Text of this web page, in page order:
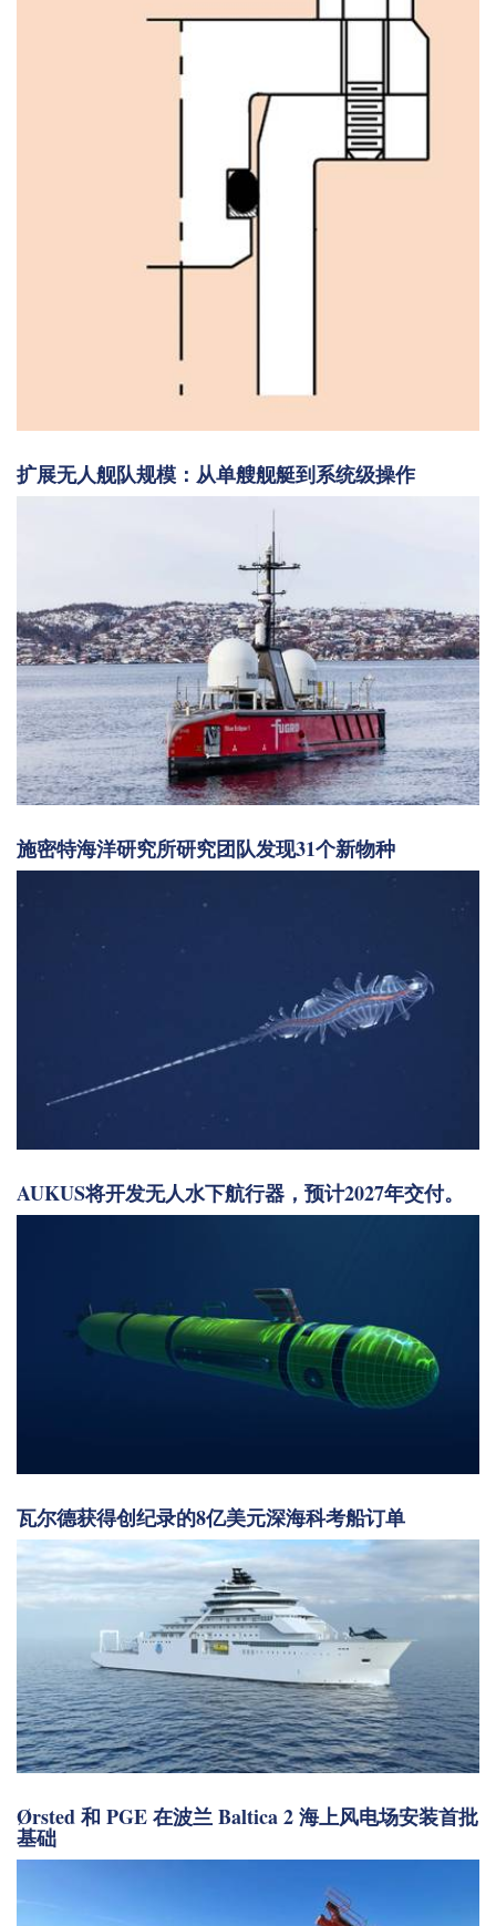
扩展无人舰队规模：从单艘舰艇到系统级操作
施密特海洋研究所研究团队发现31个新物种
AUKUS将开发无人水下航行器，预计2027年交付。
瓦尔德获得创纪录的8亿美元深海科考船订单
Ørsted 和 PGE 在波兰 Baltica 2 海上风电场安装首批
基础